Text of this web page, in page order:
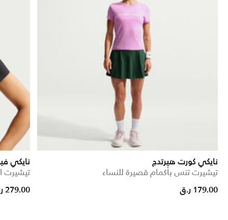
نايكي كورت هيرتدج
تيشيرت تنس بأكمام قصيرة للنساء
179.00 ر.ق
نايكي
تيشيرت
279.00 ر.ق